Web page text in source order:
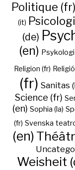
Politique (fr)
(it)
(de)
(en) Psykologi
Religion (fr)
(fr) Sanitas
Science (fr)
(en) Sophia (la)
(fr) Svenska
(en)
Weisheit